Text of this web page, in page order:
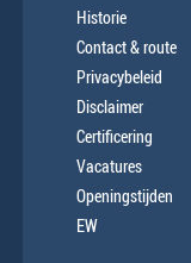
Historie
Contact & route
Privacybeleid
Disclaimer
Certificering
Vacatures
Openingstijden
EW